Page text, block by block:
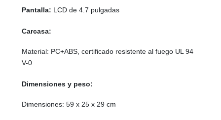
Pantalla: LCD de 4.7 pulgadas
Carcasa:
Material: PC+ABS, certificado resistente al fuego UL 94
V-0
Dimensiones y peso:
Dimensiones: 59 x 25 x 29 cm